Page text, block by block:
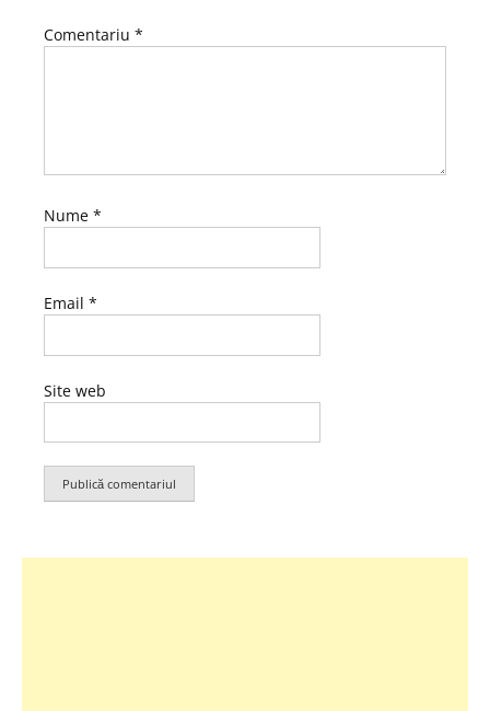
Comentariu *
Nume *
Email *
Site web